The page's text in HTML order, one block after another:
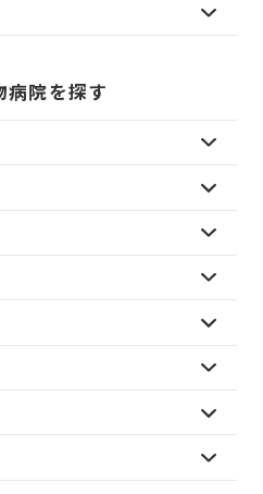
病院を探す